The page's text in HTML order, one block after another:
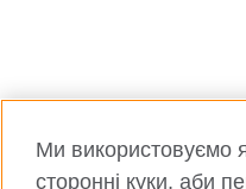
Ми використовуємо
сторонні куки, аби